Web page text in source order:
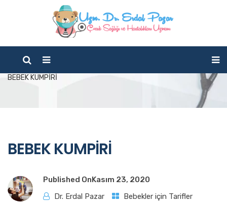
Blog
Home Beslenme / Anne Sütü
BEBEK KUMPİRİ
BEBEK KUMPİRİ
Published OnKasım 23, 2020
Dr. Erdal Pazar
Bebekler için Tarifler